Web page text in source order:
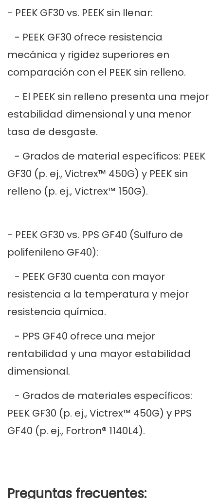
- PEEK GF30 vs. PEEK sin llenar:
- PEEK GF30 ofrece resistencia
mecánica y rigidez superiores en
comparación con el PEEK sin relleno.
- El PEEK sin relleno presenta una mejor
estabilidad dimensional y una menor
tasa de desgaste.
- Grados de material específicos: PEEK
GF30 (p. ej., Victrex™ 450G) y PEEK sin
relleno (p. ej., Victrex™ 150G).
- PEEK GF30 vs. PPS GF40 (Sulfuro de
polifenileno GF40):
- PEEK GF30 cuenta con mayor
resistencia a la temperatura y mejor
resistencia química.
- PPS GF40 ofrece una mejor
rentabilidad y una mayor estabilidad
dimensional.
- Grados de materiales específicos:
PEEK GF30 (p. ej., Victrex™ 450G) y PPS
GF40 (p. ej., Fortron® 1140L4).
Preguntas frecuentes: